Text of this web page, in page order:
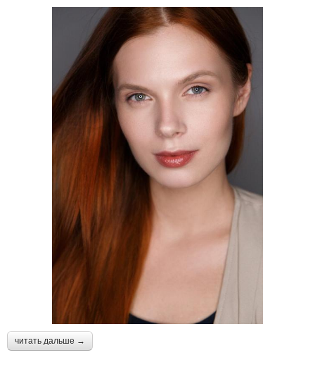
читать дальше →